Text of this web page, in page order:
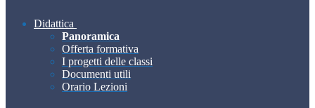
Didattica
Panoramica
Offerta formativa
I progetti delle classi
Documenti utili
Orario Lezioni